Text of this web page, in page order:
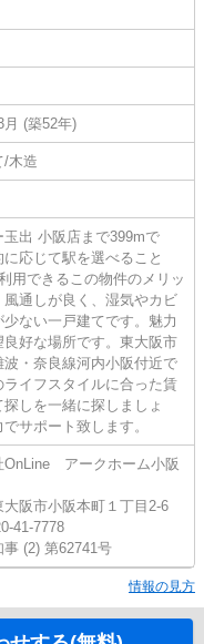
月 (築52年)
/木造
玉出 小阪店まで399mで
応じて駅を選べること
用できるこの物件のメリッ
風通しが良く、湿気やカビ
少ない一戸建てです。魅力
良好な場所です。東大阪市
波・奈良線河内小阪付近で
ライフスタイルに合った賃
しを一緒に探しましょ
でサポート致します。
OnLine アークホーム小阪
大阪市小阪本町１丁目2-6
41-7778
事 (2) 第62741号
情報の見方